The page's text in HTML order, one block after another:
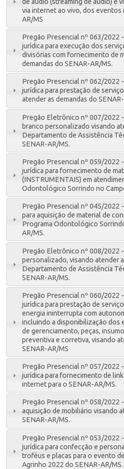
via internet ao vivo, dos
AR/MS
Pregão Presencial nº 063/2022
jurídica para execução dos
divisórias com fornecimento de
demandas do SENAR-AR/MS.
Pregão Presencial nº 062/2022
jurídica para prestação de
atender as demandas do
Pregão Eletrônico nº 007/2022
branco personalizado visando
Departamento de Assistência
SENAR-AR/MS.
Pregão Presencial nº 059/2022
jurídica para fornecimento de
(INSTRUMENTAIS) em
Odontológico Sorrindo no
Pregão Presencial nº 045/2022 -
para aquisição de material de
Programa Odontológico
AR/MS.
Pregão Eletrônico nº 008/2022
personalizado, visando atender
Departamento de Assistência
SENAR-AR/MS.
Pregão Presencial nº 060/2022
jurídica para prestação de
energia ininterrupta com
incluindo a disponibilização dos
de gerenciamento, peças,
preventiva e corretiva, visando
SENAR-AR/MS
Pregão Presencial nº 057/2022
jurídica para fornecimento de
internet para o SENAR-AR/MS.
Pregão Presencial nº 058/2022
aquisição de mobiliário visando
SENAR-AR/MS.
Pregão Presencial nº 053/2022
jurídica para confecção e
troféus e placas para o evento
Agrinho 2022 do SENAR-AR/MS.